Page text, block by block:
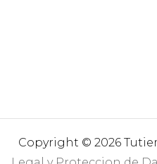
Copyright © 2026